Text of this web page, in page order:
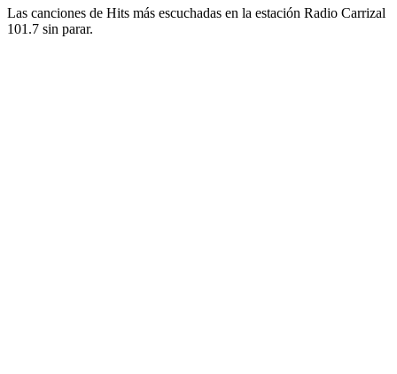
Las canciones de Hits más escuchadas en la estación Radio Carrizal
101.7 sin parar.